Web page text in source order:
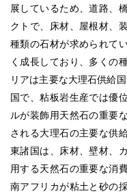
展しているため、道路、
クトで、床材、屋根材、
種類の石材が求められて
く成長しており、多くの
リアは主要な大理石供給
国で、粘板岩生産では優
ルが装飾用天然石の重要
される大理石の主要な供
東諸国は、床材、壁材、
用する天然石の重要な消
南アフリカが粘土と砂の